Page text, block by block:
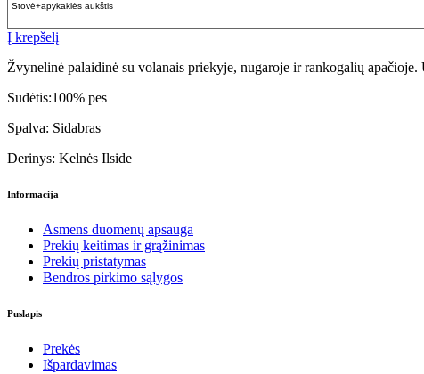
Stovė+apykaklės aukštis
Į krepšelį
Žvynelinė palaidinė su volanais priekyje, nugaroje ir rankogalių
Sudėtis:100% pes
Spalva: Sidabras
Derinys: Kelnės Ilside
Informacija
Asmens duomenų apsauga
Prekių keitimas ir grąžinimas
Prekių pristatymas
Bendros pirkimo sąlygos
Puslapis
Prekės
Išpardavimas